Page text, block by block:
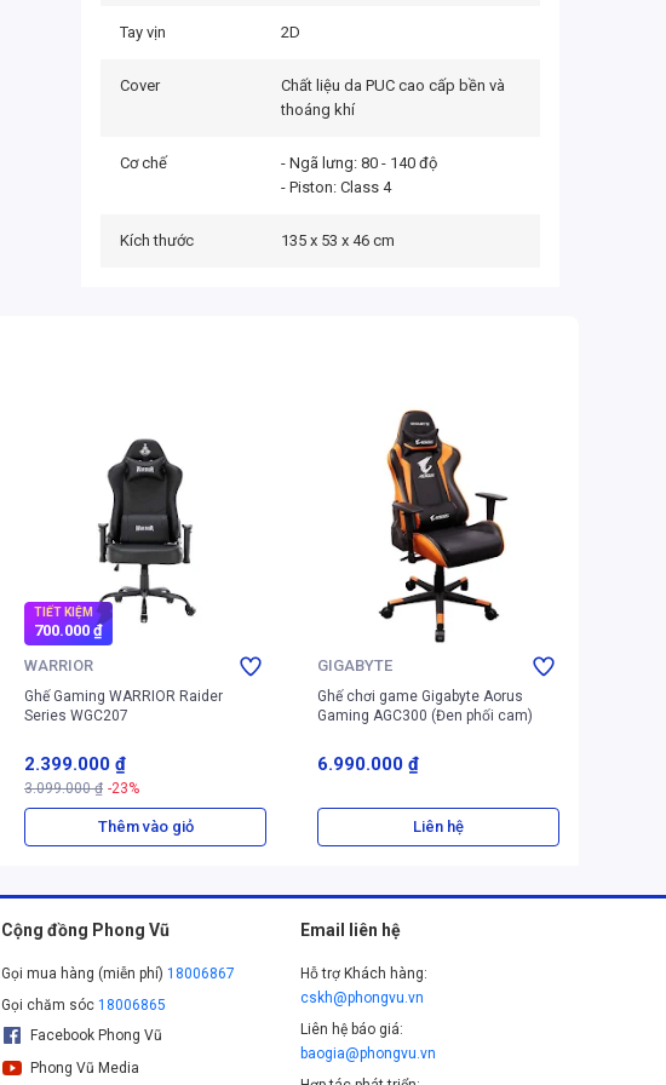
Tay vịn 2D
Cover
Chất liệu da PUC cao cấp bền và
thoáng khí
Cơ chế
- Ngã lưng: 80 - 140 độ
- Piston: Class 4
Kích thước 135 x 53 x 46 cm
TIẾT KIỆM
700.000 ₫
WARRIOR
Ghế Gaming WARRIOR Raider
Series WGC207
2.399.000 ₫
3.099.000 ₫ -23%
Thêm vào giỏ
GIGABYTE
Ghế chơi game Gigabyte Aorus
Gaming AGC300 (Đen phối cam)
6.990.000 ₫
Liên hệ
Cộng đồng Phong Vũ
Gọi mua hàng (miễn phí)18006867
Gọi chăm sóc18006865
Facebook Phong Vũ
Phong Vũ Media
Email liên hệ
Hỗ trợ Khách hàng:
cskh@phongvu.vn
Liên hệ báo giá:
baogia@phongvu.vn